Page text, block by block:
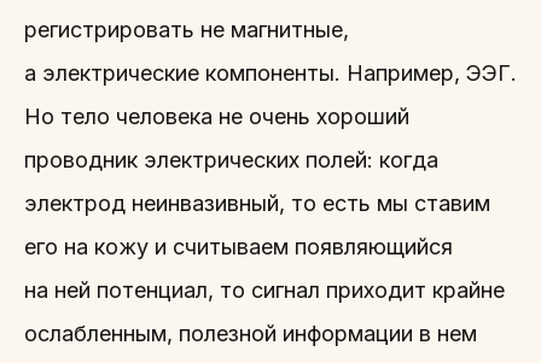
регистрировать не магнитные,
а электрические компоненты. Например, ЭЭГ.
Но тело человека не очень хороший
проводник электрических полей: когда
электрод неинвазивный, то есть мы ставим
его на кожу и считываем появляющийся
на ней потенциал, то сигнал приходит крайне
ослабленным, полезной информации в нем